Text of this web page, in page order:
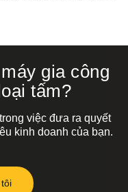
gia công
tấm?
việc đưa ra quyết
kinh doanh của bạn.
tôi